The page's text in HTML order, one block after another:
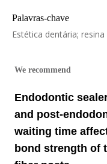
Palavras-chave
Estética dentária;
We recommend
Endodontic
and post-
waiting time
bond strength of